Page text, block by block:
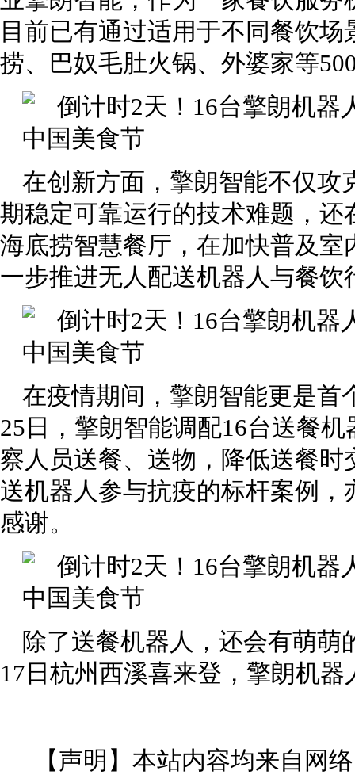
目前已有通过适用于不同餐饮
捞、巴奴毛肚火锅、外婆家等
在创新方面，擎朗智能不仅攻
期稳定可靠运行的技术难题，还
海底捞智慧餐厅，在加快普及
一步推进无人配送机器人与餐饮
在疫情期间，擎朗智能更是首
25日，擎朗智能调配16台送餐
察人员送餐、送物，降低送餐
送机器人参与抗疫的标杆案例
感谢。
除了送餐机器人，还会有萌
17日杭州西溪喜来登，擎朗机
【声明】本站内容均来自网